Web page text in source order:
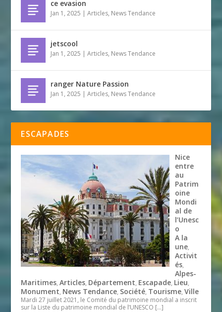
ce evasion
Jan 1, 2025 |Articles, News Tendance
jetscool
Jan 1, 2025 |Articles, News Tendance
ranger Nature Passion
Jan 1, 2025 |Articles, News Tendance
ESCAPADES
Nice
entre
au
Patrim
oine
Mondi
al de
l’Unesc
o
A la
une,
Activit
és,
Alpes-
Maritimes,Articles, Département, Escapade, Lieu,
Monument, News Tendance, Société, Tourisme,Ville
Mardi 27 juillet 2021, le Comité du patrimoine mondial a inscrit
sur la Liste du patrimoine mondial de l’UNESCO […]